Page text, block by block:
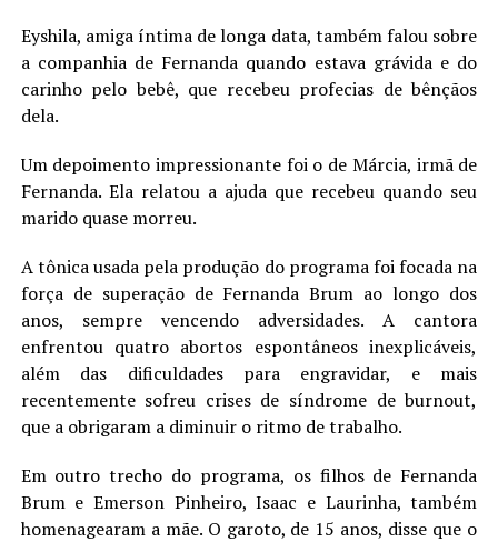
Eyshila, amiga íntima de longa data, também falou sobre
a companhia de Fernanda quando estava grávida e do
carinho pelo bebê, que recebeu profecias de bênçãos
dela.
Um depoimento impressionante foi o de Márcia, irmã de
Fernanda. Ela relatou a ajuda que recebeu quando seu
marido quase morreu.
A tônica usada pela produção do programa foi focada na
força de superação de Fernanda Brum ao longo dos
anos, sempre vencendo adversidades. A cantora
enfrentou quatro abortos espontâneos inexplicáveis,
além das dificuldades para engravidar, e mais
recentemente sofreu crises de síndrome de burnout,
que a obrigaram a diminuir o ritmo de trabalho.
Em outro trecho do programa, os filhos de Fernanda
Brum e Emerson Pinheiro, Isaac e Laurinha, também
homenagearam a mãe. O garoto, de 15 anos, disse que o